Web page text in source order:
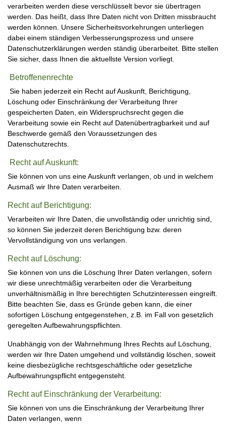
verarbeiten werden diese verschlüsselt bevor sie übertragen
werden. Das heißt, dass Ihre Daten nicht von Dritten missbraucht
werden können. Unsere Sicherheitsvorkehrungen unterliegen
dabei einem ständigen Verbesserungsprozess und unsere
Datenschutzerklärungen werden ständig überarbeitet. Bitte stellen
Sie sicher, dass Ihnen die aktuellste Version vorliegt.
Betroffenenrechte
Sie haben jederzeit ein Recht auf Auskunft, Berichtigung,
Löschung oder Einschränkung der Verarbeitung Ihrer
gespeicherten Daten, ein Widerspruchsrecht gegen die
Verarbeitung sowie ein Recht auf Datenübertragbarkeit und auf
Beschwerde gemäß den Voraussetzungen des
Datenschutzrechts.
Recht auf Auskunft:
Sie können von uns eine Auskunft verlangen, ob und in welchem
Ausmaß wir Ihre Daten verarbeiten.
Recht auf Berichtigung:
Verarbeiten wir Ihre Daten, die unvollständig oder unrichtig sind,
so können Sie jederzeit deren Berichtigung bzw. deren
Vervollständigung von uns verlangen.
Recht auf Löschung:
Sie können von uns die Löschung Ihrer Daten verlangen, sofern
wir diese unrechtmäßig verarbeiten oder die Verarbeitung
unverhältnismäßig in Ihre berechtigten Schutzinteressen eingreift.
Bitte beachten Sie, dass es Gründe geben kann, die einer
sofortigen Löschung entgegenstehen, z.B. im Fall von gesetzlich
geregelten Aufbewahrungspflichten.
Unabhängig von der Wahrnehmung Ihres Rechts auf Löschung,
werden wir Ihre Daten umgehend und vollständig löschen, soweit
keine diesbezügliche rechtsgeschäftliche oder gesetzliche
Aufbewahrungspflicht entgegensteht.
Recht auf Einschränkung der Verarbeitung:
Sie können von uns die Einschränkung der Verarbeitung Ihrer
Daten verlangen, wenn